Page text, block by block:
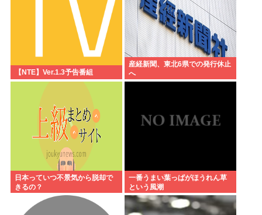
【NTE】Ver.1.3予告番組
産経新聞、東北6県での発行休止
へ
日本っていつ不景気から脱却で
きるの？
一番うまい葉っぱがほうれん草
という風潮